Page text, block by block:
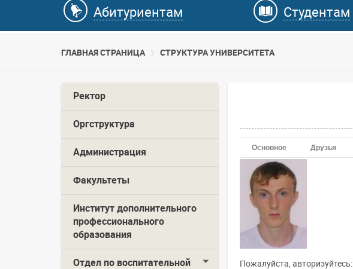
Абитуриентам Студентам
ГЛАВНАЯ СТРАНИЦА CТРУКТУРА УНИВЕРСИТЕТА
Ректор
Оргструктура
Администрация
Факультеты
Институт дополнительного
профессионального
образования
Отдел по воспитательной
Основное Друзья
Пожалуйста, авторизуйтесь: